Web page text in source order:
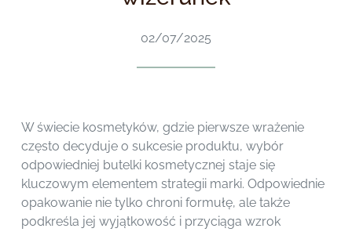
02/07/2025
W świecie kosmetyków, gdzie pierwsze wrażenie
często decyduje o sukcesie produktu, wybór
odpowiedniej butelki kosmetycznej staje się
kluczowym elementem strategii marki. Odpowiednie
opakowanie nie tylko chroni formułę, ale także
podkreśla jej wyjątkowość i przyciąga wzrok